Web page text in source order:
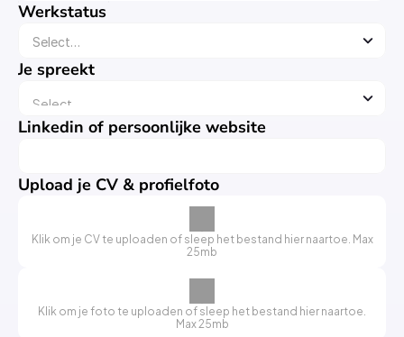
Werkstatus
Je spreekt
Linkedin of persoonlijke website
Upload je CV & profielfoto
Klik om je CV te uploaden of sleep het bestand hier naartoe. Max
25mb
Klik om je foto te uploaden of sleep het bestand hier naartoe.
Max 25mb